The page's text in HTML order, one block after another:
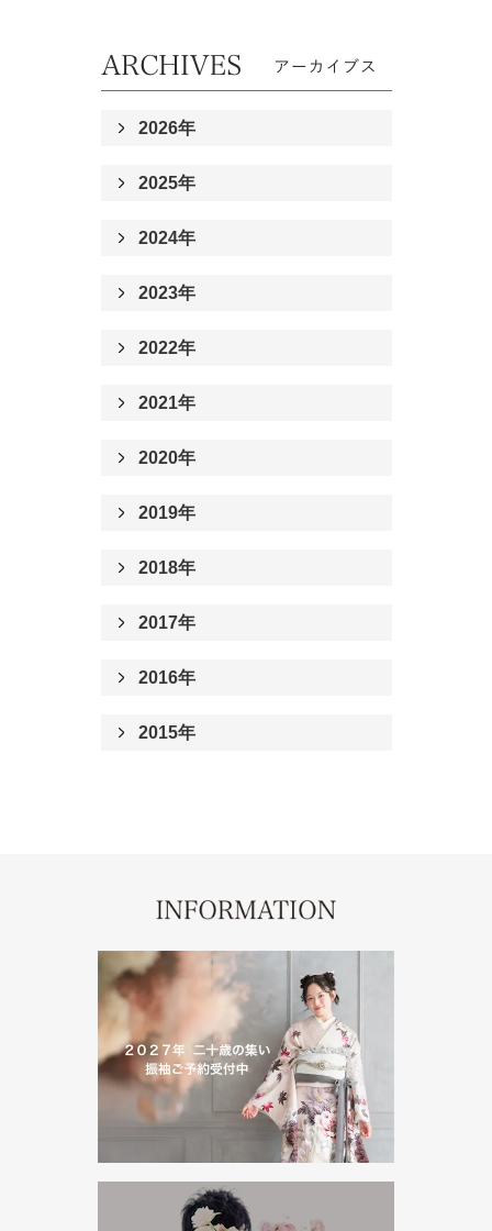
2026年
2025年
2024年
2023年
2022年
2021年
2020年
2019年
2018年
2017年
2016年
2015年